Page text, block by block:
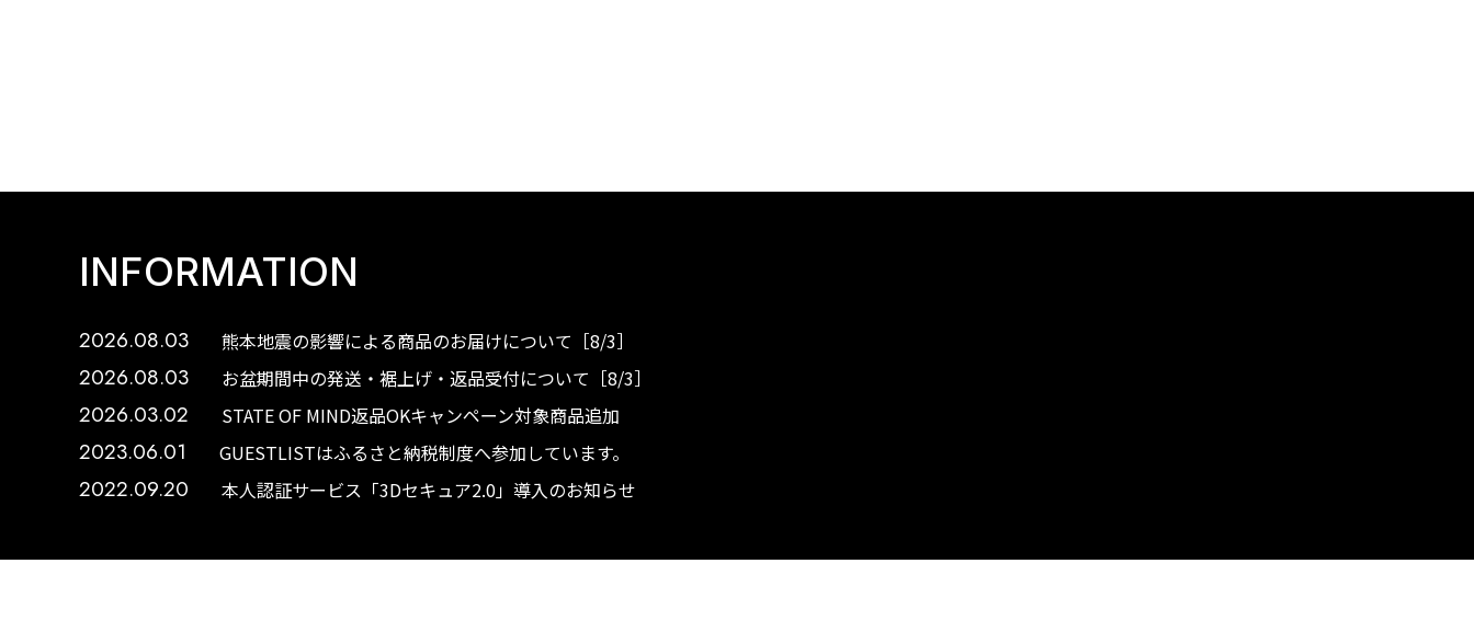
INFORMATION
2026.08.03 熊本地震の影響による商品のお届けについて［8/3］
2026.08.03 お盆期間中の発送・裾上げ・返品受付について［8/3］
2026.03.02 STATE OF MIND返品OKキャンペーン対象商品追加
2023.06.01 GUESTLISTはふるさと納税制度へ参加しています。
2022.09.20 本人認証サービス「3Dセキュア2.0」導入のお知らせ